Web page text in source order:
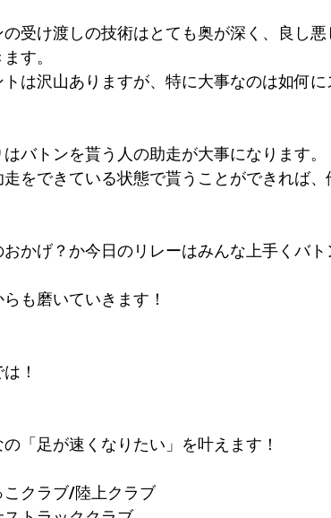
の受け渡しの技術はとても奥が深く、良し
す。
トは沢山ありますが、特に大事なのは如何
バトンを貰う人の助走が大事になります。
走をできている状態で貰うことができれば
かげ？か今日のリレーはみんな上手くバト
らも磨いていきます！
！
「足が速くなりたい」を叶えます！
こクラブ/陸上クラブ